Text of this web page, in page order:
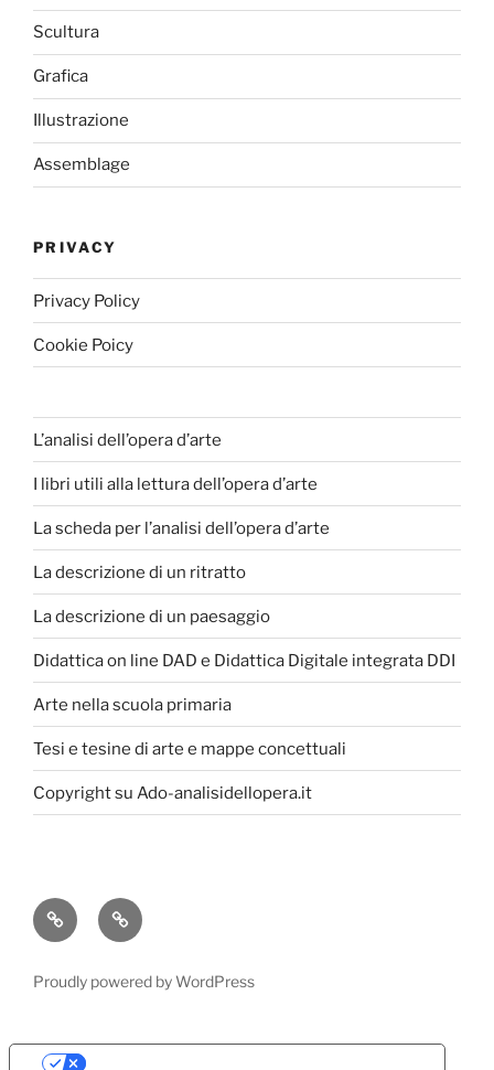
Scultura
Grafica
Illustrazione
Assemblage
PRIVACY
Privacy Policy
Cookie Poicy
L’analisi dell’opera d’arte
I libri utili alla lettura dell’opera d’arte
La scheda per l’analisi dell’opera d’arte
La descrizione di un ritratto
La descrizione di un paesaggio
Didattica on line DAD e Didattica Digitale integrata DDI
Arte nella scuola primaria
Tesi e tesine di arte e mappe concettuali
Copyright su Ado-analisidellopera.it
Privacy
Policy
Cookie
Poicy
Proudly powered by WordPress
Le tue preferenze relative alla privacy